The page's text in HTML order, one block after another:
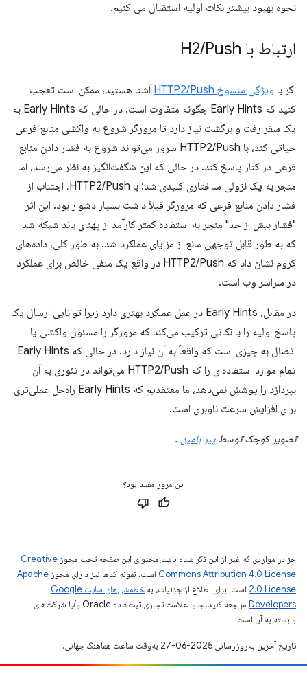
نحوه بهبود بیشتر نکات اولیه استقبال می کنیم.
ارتباط با H2 /Push
اگر با ویژگی منسوخ HTTP2/Push
آشنا هستید، ممکن است تعجب
کنید که Early Hints چگونه متفاوت است. در حالی که Early Hints به
یک سفر رفت و برگشت نیاز دارد تا مرورگر شروع به واکشی منابع فرعی
حیاتی کند، با HTTP2/Push سرور می‌تواند شروع به فشار دادن منابع
فرعی در کنار پاسخ کند. در حالی که این شگفت‌انگیز به نظر می‌رسد، اما
منجر به یک نزولی ساختاری کلیدی شد: با HTTP2/Push، اجتناب از
فشار دادن منابع فرعی که مرورگر قبلاً داشت بسیار دشوار بود. این اثر
"فشار بیش از حد" منجر به استفاده کمتر کارآمد از پهنای باند شبکه شد
که به طور قابل توجهی مانع از مزایای عملکرد شد. به طور کلی، داده‌های
کروم نشان داد که HTTP2/Push در واقع یک منفی خالص برای عملکرد
در سراسر وب است.
در مقابل، Early Hints در عمل عملکرد بهتری دارد زیرا توانایی ارسال یک
پاسخ اولیه را با نکاتی ترکیب می‌کند که مرورگر را مسئول واکشی یا
اتصال به چیزی است که واقعاً به آن نیاز دارد. در حالی که Early Hints
تمام موارد استفاده‌ای را که HTTP2/Push می‌تواند در تئوری به آن
بپردازد را پوشش نمی‌دهد، ما معتقدیم که Early Hints راه‌حل عملی‌تری
برای افزایش سرعت ناوبری است.
تصویر کوچک توسطپیر بامین .
این مرور مفید بود؟
جز در مواردی که غیر از این ذکر شده باشد،‌محتوای این صفحه تحت مجوز Creative
Commons Attribution 4.0 License است. نمونه کدها نیز دارای مجوز Apache
2.0 License است. برای اطلاع از جزئیات، به
خطمشی‌های سایت Google
Developers‏
مراجعه کنید. جاوا علامت تجاری ثبت‌شده Oracle و/یا شرکت‌های
وابسته به آن است.
تاریخ آخرین به‌روزرسانی 2025-06-27 به‌وقت ساعت هماهنگ جهانی.